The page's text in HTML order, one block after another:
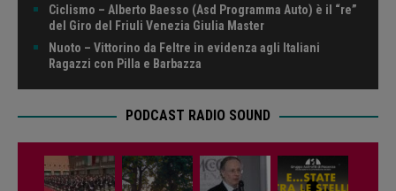
Ciclismo – Alberto Baesso (Asd Programma Auto) è il “re”
del Giro del Friuli Venezia Giulia Master
Nuoto – Vittorino da Feltre in evidenza agli Italiani
Ragazzi con Pilla e Barbazza
PODCAST RADIO SOUND